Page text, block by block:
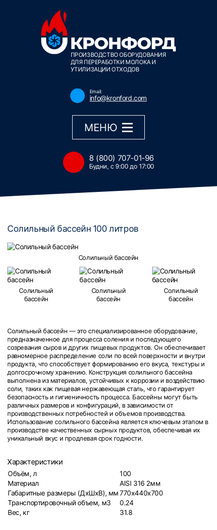
ПРОИЗВОДСТВО ОБОРУДОВАНИЯ
ДЛЯ ПЕРЕРАБОТКИ МОЛОКА И
УТИЛИЗАЦИИ ОТХОДОВ
Email:
info@kronford.com
МЕНЮ
8 (800) 707-01-96
Будни, с 9:00 до 17:00
Солильный бассейн 100 литров
Солильный бассейн
Солильный
бассейн
Солильный
бассейн
Солильный
бассейн
Солильный бассейн — это специализированное оборудование,
предназначенное для процесса соления и последующего
созревания сыров и других пищевых продуктов. Он обеспечивает
равномерное распределение соли по всей поверхности и внутри
продукта, что способствует формированию его вкуса, текстуры и
долгосрочному хранению. Конструкция солильного бассейна
выполнена из материалов, устойчивых к коррозии и воздействию
соли, таких как пищевая нержавеющая сталь, что гарантирует
безопасность и гигиеничность процесса. Бассейны могут быть
различных размеров и конфигураций, в зависимости от
производственных потребностей и объемов производства.
Использование солильного бассейна является ключевым этапом в
производстве качественных сырных продуктов, обеспечивая их
уникальный вкус и продлевая срок годности.
Характеристики
Объём, л
100
Материал
AISI 316 2мм
Габаритные размеры (ДхШхВ), мм770х440х700
Транспортировочный объем, м3
0.24
Вес, кг
31.8